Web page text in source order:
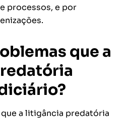
processos, e por
que a
a litigância predatória